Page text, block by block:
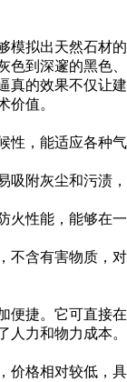
模拟出天然石材的
色到深邃的黑色、
真的效果不仅让建
价值。
，能适应各种气
附灰尘和污渍，
性能，能够在一
含有害物质，对
捷。它可直接在
人力和物力成本。
格相对较低，具